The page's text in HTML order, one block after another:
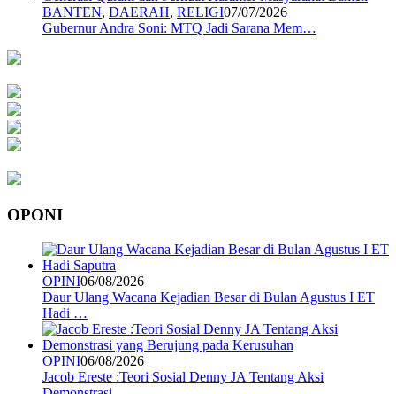
BANTEN, DAERAH, RELIGI07/07/2026
Gubernur Andra Soni: MTQ Jadi Sarana Mem…
OPONI
OPINI06/08/2026
Daur Ulang Wacana Kejadian Besar di Bulan Agustus I ET
Hadi …
OPINI06/08/2026
Jacob Ereste :Teori Sosial Denny JA Tentang Aksi